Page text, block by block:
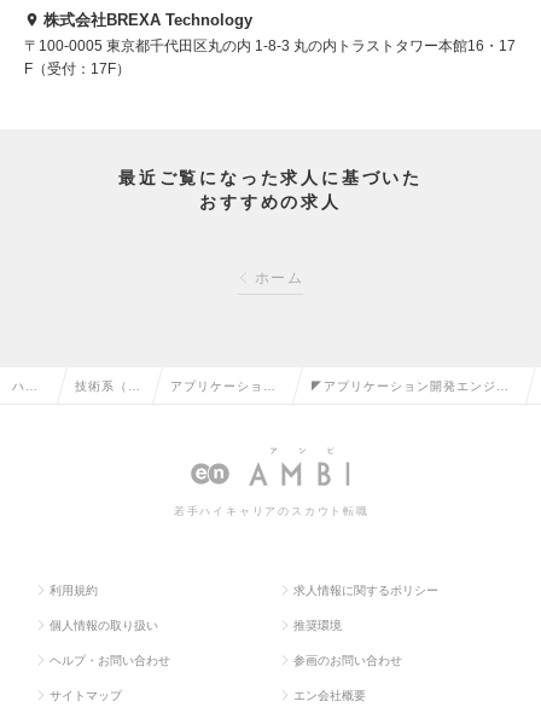
株式会社BREXA Technology
〒100-0005 東京都千代田区丸の内 1-8-3 丸の内トラストタワー本館16・17
F（受付：17F）
最近ご覧になった求人に基づいた
おすすめの求人
ホーム
ハイ 技術系（電 アプリケーション
（制御・組み込み
◤アプリケーション開発エンジニ
800社以上と取引×最先端案件多数
若手ハイキャリアのスカウト転職
利用規約 求人情報に関するポリシー
個人情報の取り扱い 推奨環境
ヘルプ・お問い合わせ 参画のお問い合わせ
サイトマップ エン会社概要